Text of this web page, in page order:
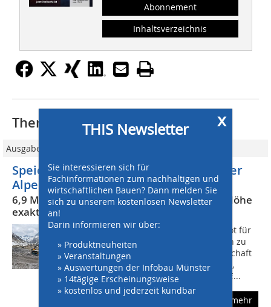
Abonnement
Inhaltsverzeichnis
x
THIS Newsletter
Sie interessieren sich für
Fachinformationen zum nachhaltigen und
wirtschaftlichen Bauen? Dann melden Sie
sich zu unserem kostenlosen Newsletter
an!
Darin informieren wir über:
» Produktneuheiten
» Veranstaltungen
» Auswertungen der Infobau Münster
» 14tägige Erscheinungsweise
» kostenlos und jederzeit kündbar
Thematisch passende Artikel:
Ausgabe 11-12/2021
Speicherkraftwerksbau in den Stubaier
Alpen
6,9 Mio. Tonnen Schüttgut in 2.000 Metern Höhe
exakt bewegt
Um Energie in Zeiten von Überangebot für
Zeiten mit hoher Nachfrage speichern zu
können, hat TiWAG die Bietergemeinschaft
aus den Firmen Swietelsky Tunnelbau,
Swietelsky, Jäger und Bodner als ARGE...
mehr